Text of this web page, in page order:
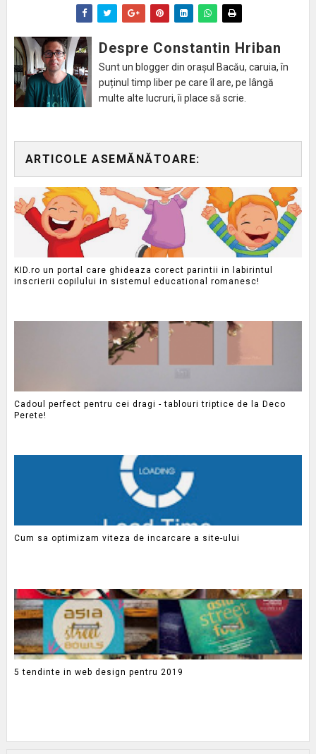
Despre Constantin Hriban
Sunt un blogger din orașul Bacău, caruia, în
puținul timp liber pe care îl are, pe lângă
multe alte lucruri, îi place să scrie.
ARTICOLE ASEMĂNĂTOARE:
KID.ro un portal care ghideaza corect parintii in labirintul
inscrierii copilului in sistemul educational romanesc!
Cadoul perfect pentru cei dragi - tablouri triptice de la Deco
Perete!
Cum sa optimizam viteza de incarcare a site-ului
5 tendinte in web design pentru 2019